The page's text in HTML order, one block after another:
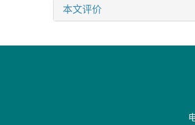
本文评价